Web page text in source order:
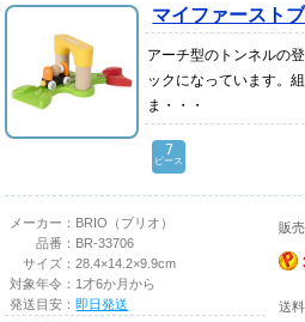
マイファースト
アーチ型のトンネルの
ックになっています。
ま・・・
7
ピース
メーカー： BRIO（ブリオ）
品番： BR-33706
サイズ：28.4×14.2×9.9cm
対象年令： 1才6か月から
発送目安：即日発送
販
送